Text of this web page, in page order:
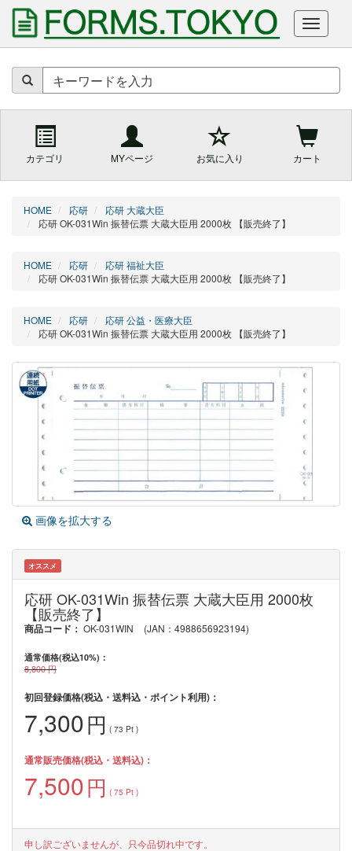
商
キ
ー
ワ
ー
ド
で
索
カテゴリ MYページ お気に入り カート
HOME 応研
応研 大蔵大臣
応研 OK-031Win 振替伝票 大蔵大臣用 2000枚 【販売終了】
HOME 応研
応研 福祉大臣
応研 OK-031Win 振替伝票 大蔵大臣用 2000枚 【販売終了】
HOME 応研
応研 公益・医療大臣
応研 OK-031Win 振替伝票 大蔵大臣用 2000枚 【販売終了】
画像を拡大する
オススメ
応研 OK-031Win 振替伝票 大蔵大臣用 2000枚
【販売終了】
商品コード： OK-031WIN (JAN：4988656923194)
通常価格(税込10%)：
8,800円
初回登録価格(税込・送料込・ポイント利用)：
7,300円 ( 73 Pt )
通常販売価格(税込・送料込)：
7,500円 ( 75 Pt )
申し訳ございませんが、只今品切れ中です。